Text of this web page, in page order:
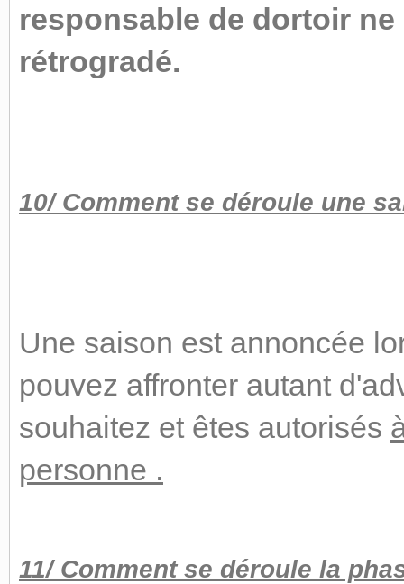
responsable de dortoir
rétrogradé.
10/ Comment se déroule une
Une saison est annoncée
pouvez affronter autant
souhaitez et êtes autorisés
personne .
11/ Comment se déroule la